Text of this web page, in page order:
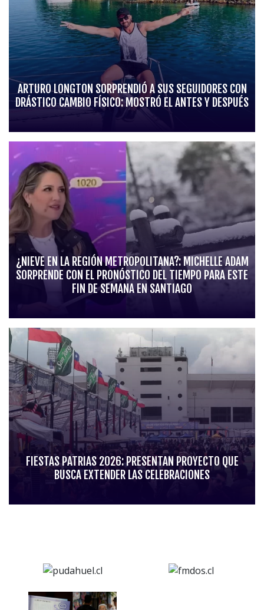
ARTURO LONGTON SORPRENDIÓ A SUS SEGUIDORES CON
DRÁSTICO CAMBIO FÍSICO: MOSTRÓ EL ANTES Y DESPUÉS
¿NIEVE EN LA REGIÓN METROPOLITANA?: MICHELLE ADAM
SORPRENDE CON EL PRONÓSTICO DEL TIEMPO PARA ESTE
FIN DE SEMANA EN SANTIAGO
FIESTAS PATRIAS 2026: PRESENTAN PROYECTO QUE
BUSCA EXTENDER LAS CELEBRACIONES